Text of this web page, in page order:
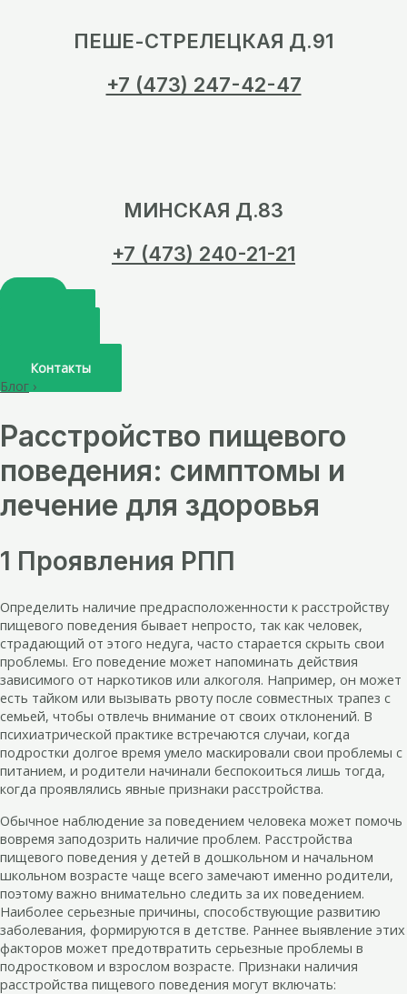
ПЕШЕ-СТРЕЛЕЦКАЯ Д.91
+7 (473) 247-42-47
МИНСКАЯ Д.83
+7 (473) 240-21-21
Контакты
Блог ›
Расстройство пищевого
поведения: симптомы и
лечение для здоровья
1 Проявления РПП
Определить наличие предрасположенности к расстройству
пищевого поведения бывает непросто, так как человек,
страдающий от этого недуга, часто старается скрыть свои
проблемы. Его поведение может напоминать действия
зависимого от наркотиков или алкоголя. Например, он может
есть тайком или вызывать рвоту после совместных трапез с
семьей, чтобы отвлечь внимание от своих отклонений. В
психиатрической практике встречаются случаи, когда
подростки долгое время умело маскировали свои проблемы с
питанием, и родители начинали беспокоиться лишь тогда,
когда проявлялись явные признаки расстройства.
Обычное наблюдение за поведением человека может помочь
вовремя заподозрить наличие проблем. Расстройства
пищевого поведения у детей в дошкольном и начальном
школьном возрасте чаще всего замечают именно родители,
поэтому важно внимательно следить за их поведением.
Наиболее серьезные причины, способствующие развитию
заболевания, формируются в детстве. Раннее выявление этих
факторов может предотвратить серьезные проблемы в
подростковом и взрослом возрасте. Признаки наличия
расстройства пищевого поведения могут включать: